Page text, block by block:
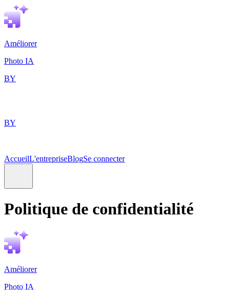
Améliorer
Photo IA
BY
BY
AccueilL'entrepriseBlogSe connecter
Politique de confidentialité
Améliorer
Photo IA